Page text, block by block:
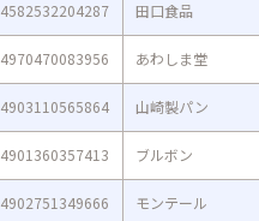
4582532204287 田口食品
4970470083956 あわしま堂
4903110565864 山崎製パン
4901360357413 ブルボン
4902751349666 モンテール